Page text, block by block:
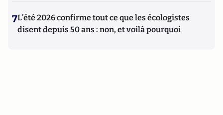
7L’été 2026 confirme tout ce que les écologistes
disent depuis 50 ans : non, et voilà pourquoi